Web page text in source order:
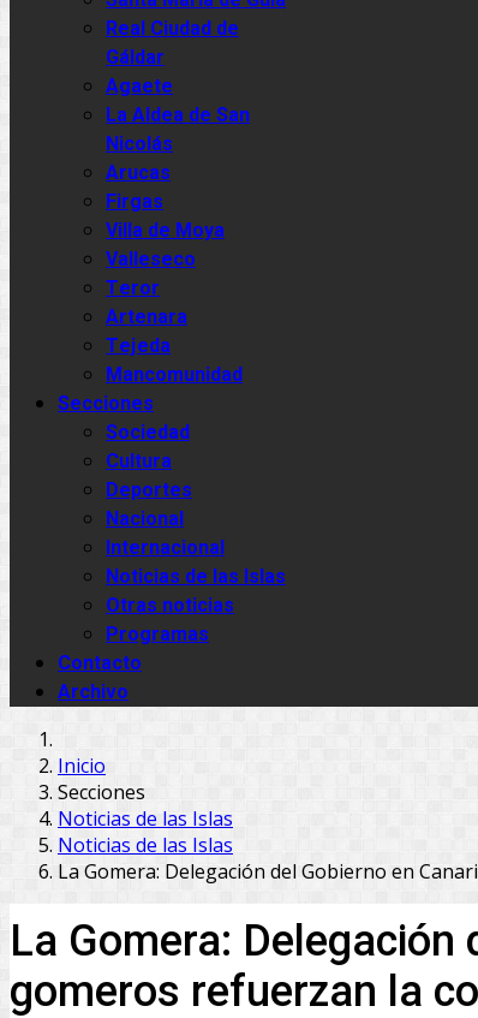
Real Ciudad de
Gáldar
Agaete
La Aldea de San
Nicolás
Arucas
Firgas
Villa de Moya
Valleseco
Teror
Artenara
Tejeda
Mancomunidad
Secciones
Sociedad
Cultura
Deportes
Nacional
Internacional
Noticias de las Islas
Otras noticias
Programas
Contacto
Archivo
Inicio
Secciones
Noticias de las Islas
Noticias de las Islas
La Gomera: Delegación del Gobierno en
La Gomera:
gomeros refuerzan la